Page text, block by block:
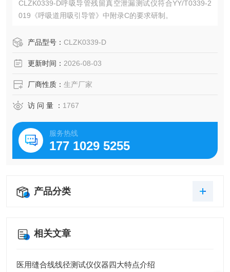
CLZK0339-D呼吸导管残留真空泄漏测试仪符合YY/T0339-2
019《呼吸道用吸引导管》中附录C的要求研制。
产品型号： CLZK0339-D
更新时间： 2026-08-03
厂商性质： 生产厂家
访 问 量 ： 1767
服务热线
177 1029 5255
产品分类
相关文章
医用缝合线线径测试仪仪器四大特点介绍